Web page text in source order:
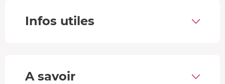
Une sortie en cani-kart c'est la promesse d'un moment
Infos utiles
A savoir